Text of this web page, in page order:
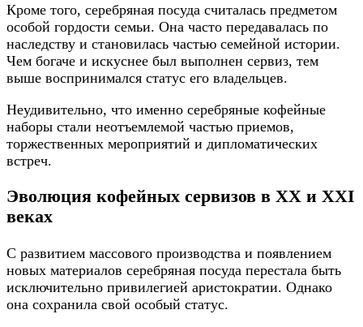
Кроме того, серебряная посуда считалась предметом
особой гордости семьи. Она часто передавалась по
наследству и становилась частью семейной истории.
Чем богаче и искуснее был выполнен сервиз, тем
выше воспринимался статус его владельцев.
Неудивительно, что именно серебряные кофейные
наборы стали неотъемлемой частью приемов,
торжественных мероприятий и дипломатических
встреч.
Эволюция кофейных сервизов в XX и XXI
веках
С развитием массового производства и появлением
новых материалов серебряная посуда перестала быть
исключительно привилегией аристократии. Однако
она сохранила свой особый статус.